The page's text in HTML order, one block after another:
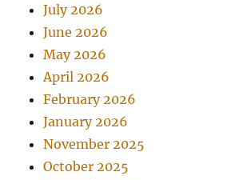
July 2026
June 2026
May 2026
April 2026
February 2026
January 2026
November 2025
October 2025